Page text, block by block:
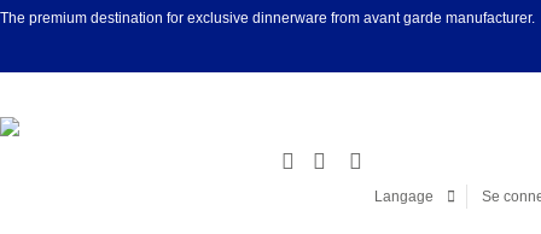
The premium destination for exclusive dinnerware from avant garde manufacturer.
Langage Se